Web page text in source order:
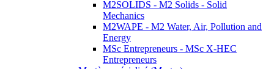
M2SOLIDS - M2 Solids - Solid
Mechanics
M2WAPE - M2 Water, Air, Pollution and
Energy
MSc Entrepreneurs - MSc X-HEC
Entrepreneurs